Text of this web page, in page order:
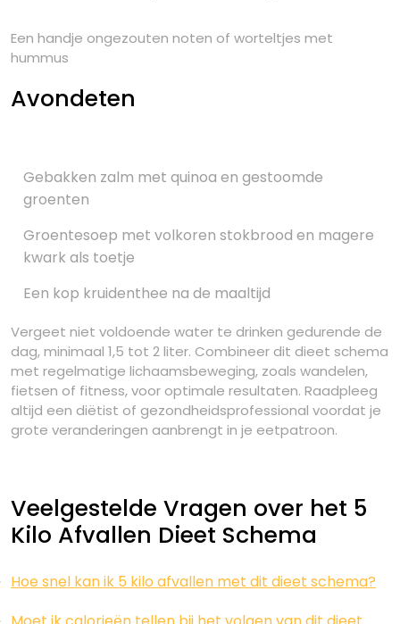
Een handje ongezouten noten of worteltjes met
hummus
Avondeten
Gebakken zalm met quinoa en gestoomde
groenten
Groentesoep met volkoren stokbrood en magere
kwark als toetje
Een kop kruidenthee na de maaltijd
Vergeet niet voldoende water te drinken gedurende de
dag, minimaal 1,5 tot 2 liter. Combineer dit dieet schema
met regelmatige lichaamsbeweging, zoals wandelen,
fietsen of fitness, voor optimale resultaten. Raadpleeg
altijd een diëtist of gezondheidsprofessional voordat je
grote veranderingen aanbrengt in je eetpatroon.
Veelgestelde Vragen over het 5
Kilo Afvallen Dieet Schema
Hoe snel kan ik 5 kilo afvallen met dit dieet schema?